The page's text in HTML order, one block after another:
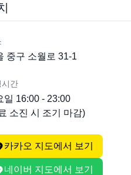
중구 소월로 31-1
시간
일 16:00 - 23:00
소진 시 조기 마감)
카카오 지도에서 보기
네이버 지도에서 보기